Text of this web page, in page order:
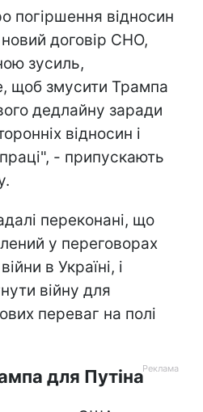
погіршення відносин
договір СНО,
зусиль,
щоб змусити Трампа
дедлайну заради
відносин і
- припускають
переконані, що
у переговорах
в Україні, і
війну для
переваг на полі
для Путіна